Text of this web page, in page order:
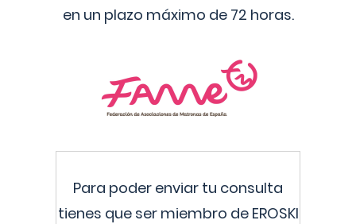
en un plazo máximo de 72 horas.
Para poder enviar tu consulta
tienes que ser miembro de EROSKI